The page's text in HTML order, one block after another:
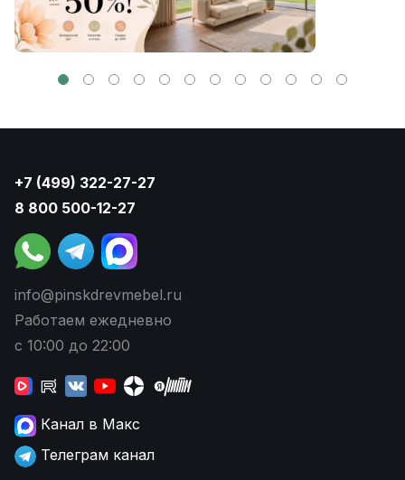
+7 (499) 322-27-27
8 800 500-12-27
info@pinskdrevmebel.ru
Работаем ежедневно
с 10:00 до 22:00
Канал в Макс
Телеграм канал